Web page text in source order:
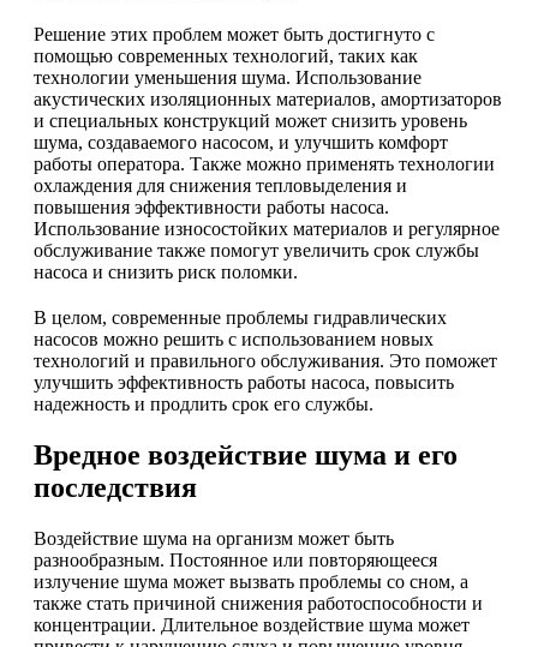
Решение этих проблем может быть достигнуто с
помощью современных технологий, таких как
технологии уменьшения шума. Использование
акустических изоляционных материалов, амортизаторов
и специальных конструкций может снизить уровень
шума, создаваемого насосом, и улучшить комфорт
работы оператора. Также можно применять технологии
охлаждения для снижения тепловыделения и
повышения эффективности работы насоса.
Использование износостойких материалов и регулярное
обслуживание также помогут увеличить срок службы
насоса и снизить риск поломки.
В целом, современные проблемы гидравлических
насосов можно решить с использованием новых
технологий и правильного обслуживания. Это поможет
улучшить эффективность работы насоса, повысить
надежность и продлить срок его службы.
Вредное воздействие шума и его
последствия
Воздействие шума на организм может быть
разнообразным. Постоянное или повторяющееся
излучение шума может вызвать проблемы со сном, а
также стать причиной снижения работоспособности и
концентрации. Длительное воздействие шума может